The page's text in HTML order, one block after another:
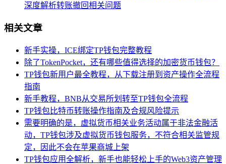
深度解析转账撤回相关问题
相关文章
新手实操，ICE绑定TP钱包完整教程
除了TokenPocket，还有哪些值得选择的加密货币钱包？
TP钱包新用户最全教程，从下载注册到资产操作全流程
指南
新手教程，BNB从交易所划转至TP钱包全流程
TP钱包比特币转账操作指南及合规风险提示
需要明确的是，虚拟货币相关业务活动属于非法金融活
动，TP钱包涉及虚拟货币钱包服务，不符合相关监管规
定，因此不会在苹果商城上架
TP钱包应用全解析，新手也能轻松上手的Web3资产管理